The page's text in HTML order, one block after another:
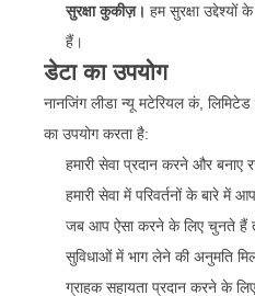
सुरक्षा कुकीज़। हम सुरक्षा
हैं।
डेटा का उपयोग
नानजिंग लीडा न्यू मटेरियल कं, लिमिटेड
का उपयोग करता है:
हमारी सेवा प्रदान करने और बनाए
हमारी सेवा में परिवर्तनों के बारे में
जब आप ऐसा करने के लिए चुनते हैं
सुविधाओं में भाग लेने की अनुमति
ग्राहक सहायता प्रदान करने के लिए